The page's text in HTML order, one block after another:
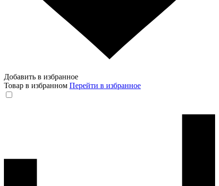
Добавить в избранное
Товар в избранном Перейти в избранное